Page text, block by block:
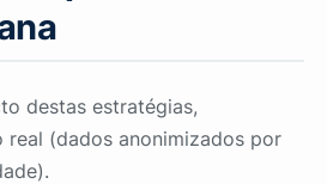
destas estratégias,
real (dados anonimizados por